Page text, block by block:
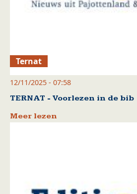
Ternat
12/11/2025 - 07:58
TERNAT - Voorlezen in de bib
Meer lezen